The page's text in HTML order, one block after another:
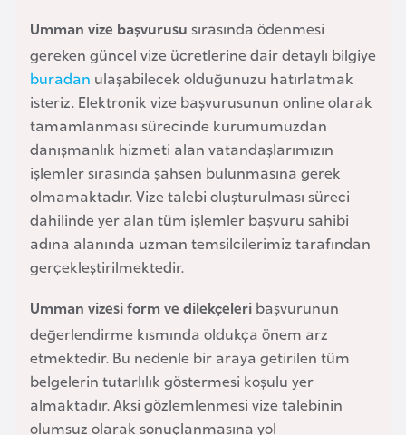
Umman vize başvurusu sırasında ödenmesi
gereken güncel vize ücretlerine dair detaylı bilgiye
buradan ulaşabilecek olduğunuzu hatırlatmak
isteriz. Elektronik vize başvurusunun online olarak
tamamlanması sürecinde kurumumuzdan
danışmanlık hizmeti alan vatandaşlarımızın
işlemler sırasında şahsen bulunmasına gerek
olmamaktadır. Vize talebi oluşturulması süreci
dahilinde yer alan tüm işlemler başvuru sahibi
adına alanında uzman temsilcilerimiz tarafından
gerçekleştirilmektedir.
Umman vizesi form ve dilekçeleri başvurunun
değerlendirme kısmında oldukça önem arz
etmektedir. Bu nedenle bir araya getirilen tüm
belgelerin tutarlılık göstermesi koşulu yer
almaktadır. Aksi gözlemlenmesi vize talebinin
olumsuz olarak sonuçlanmasına yol
l
a
r
u
s
B
e
l
ç
i
a
B
e
n